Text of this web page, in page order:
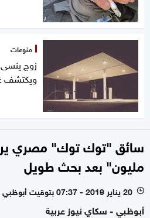
منوعات
زوج
ويكتشف
سائق "توك توك" مصري يرد
مليون" بعد بحث طويل
l 20 يناير 2019 - 07:37 بتوقيت أبوظبي
أبوظبي - سكاي نيوز عربية